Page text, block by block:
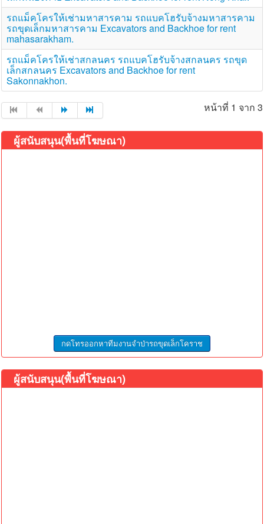
รถแม็คโครให้เช่ามหาสารคาม รถแบคโฮรับจ้างมหาสารคาม
รถขุดเล็กมหาสารคาม Excavators and Backhoe for rent
mahasarakham.
รถแม็คโครให้เช่าสกลนคร รถแบคโฮรับจ้างสกลนคร รถขุด
เล็กสกลนคร Excavators and Backhoe for rent
Sakonnakhon.
หน้าที่ 1 จาก 3
ผู้สนับสนุน(พื้นที่โฆษณา)
กดโทรออกหาทีมงานจำป่ารถขุดเล็กโคราช
ผู้สนับสนุน(พื้นที่โฆษณา)